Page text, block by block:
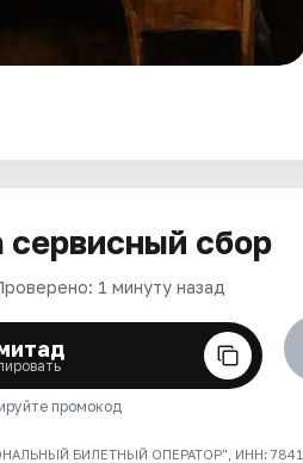
сервисный сбор
1 минуту назад
промокод
БИЛЕТНЫЙ ОПЕРАТОР", ИНН: